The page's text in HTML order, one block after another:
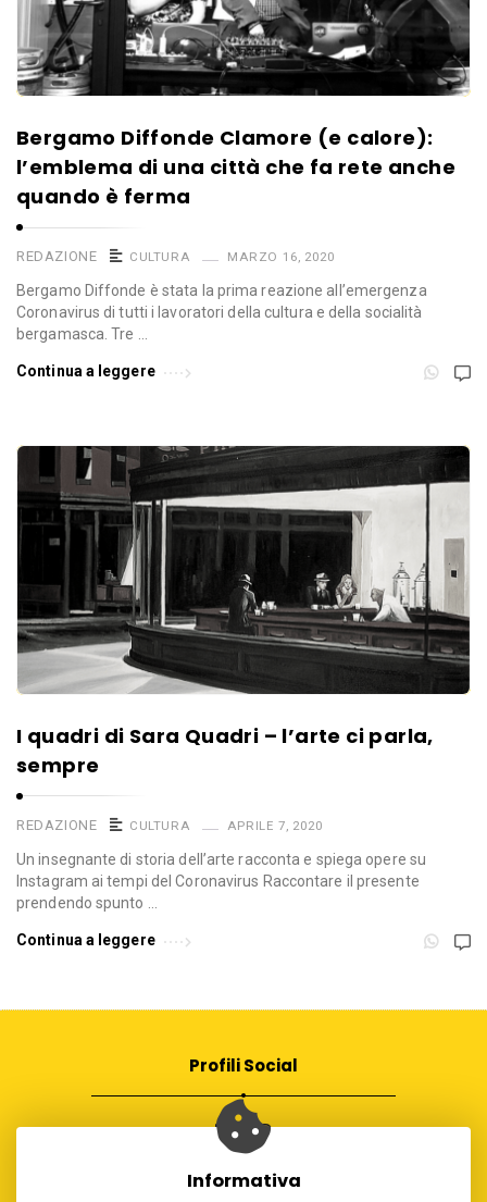
Bergamo Diffonde Clamore (e calore):
l’emblema di una città che fa rete anche
quando è ferma
REDAZIONE CULTURA MARZO 16, 2020
Bergamo Diffonde è stata la prima reazione all’emergenza
Coronavirus di tutti i lavoratori della cultura e della socialità
bergamasca. Tre …
Continua a leggere
I quadri di Sara Quadri – l’arte ci parla,
sempre
REDAZIONE CULTURA APRILE 7, 2020
Un insegnante di storia dell’arte racconta e spiega opere su
Instagram ai tempi del Coronavirus Raccontare il presente
prendendo spunto …
Continua a leggere
Profili Social
Informativa